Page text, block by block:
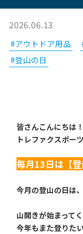
2026.06.13
#アウトドア用品
#登山の日
皆さんこんにちは！
トレファクスポー
毎月13日は【登
今月の登山の日は
山開きが始まって
今年もまた登りた